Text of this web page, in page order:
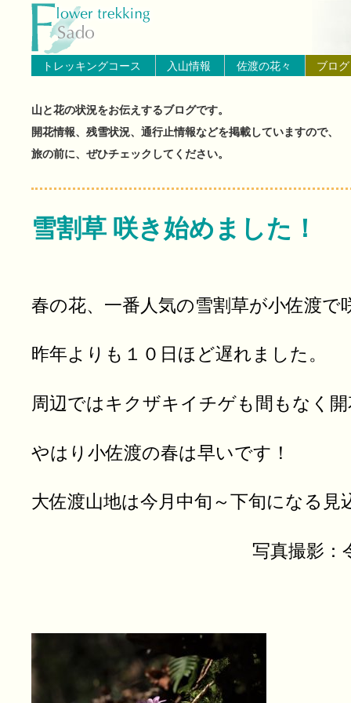
ブログ（佐渡島の山と花の状
トレッキングコース 入山情報 佐渡の花々 ブログ
山と花の状況をお伝えするブログです。
開花情報、残雪状況、通行止情報などを掲載していますので、
旅の前に、ぜひチェックしてください。
雪割草 咲き始めました！
春の花、一番人気の雪割草が小佐渡で
昨年よりも１０日ほど遅れました。
周辺ではキクザキイチゲも間もなく
やはり小佐渡の春は早いです！
大佐渡山地は今月中旬～下旬になる見
写真撮影：
トップページへ戻る